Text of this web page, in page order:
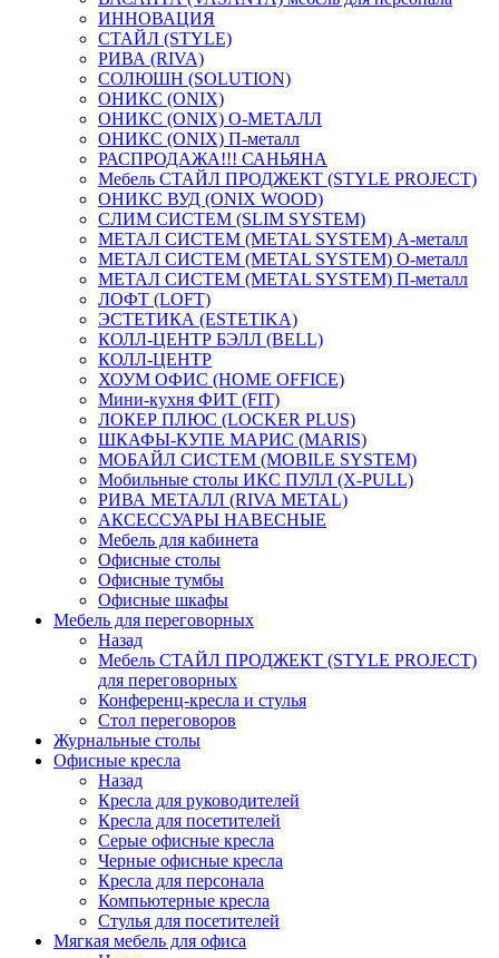
ИННОВАЦИЯ
СТАЙЛ (STYLE)
РИВА (RIVA)
СОЛЮШН (SOLUTION)
ОНИКС (ONIX)
ОНИКС (ONIX) O-МЕТАЛЛ
ОНИКС (ONIX) П-металл
РАСПРОДАЖА!!! САНЬЯНА
Мебель СТАЙЛ ПРОДЖЕКТ (STYLE PROJECT)
ОНИКС ВУД (ONIX WOOD)
СЛИМ СИСТЕМ (SLIM SYSTEM)
МЕТАЛ СИСТЕМ (METAL SYSTEM) А-металл
МЕТАЛ СИСТЕМ (METAL SYSTEM) О-металл
МЕТАЛ СИСТЕМ (METAL SYSTEM) П-металл
ЛОФТ (LOFT)
ЭСТЕТИКА (ESTETIKA)
КОЛЛ-ЦЕНТР БЭЛЛ (BELL)
КОЛЛ-ЦЕНТР
ХОУМ ОФИС (HOME OFFICE)
Мини-кухня ФИТ (FIT)
ЛОКЕР ПЛЮС (LOCKER PLUS)
ШКАФЫ-КУПЕ МАРИС (MARIS)
МОБАЙЛ СИСТЕМ (MOBILE SYSTEM)
Мобильные столы ИКС ПУЛЛ (X-PULL)
РИВА МЕТАЛЛ (RIVA METAL)
АКСЕССУАРЫ НАВЕСНЫЕ
Мебель для кабинета
Офисные столы
Офисные тумбы
Офисные шкафы
Мебель для переговорных
Назад
Мебель СТАЙЛ ПРОДЖЕКТ (STYLE PROJECT)
для переговорных
Конференц-кресла и стулья
Стол переговоров
Журнальные столы
Офисные кресла
Назад
Кресла для руководителей
Кресла для посетителей
Серые офисные кресла
Черные офисные кресла
Кресла для персонала
Компьютерные кресла
Стулья для посетителей
Мягкая мебель для офиса